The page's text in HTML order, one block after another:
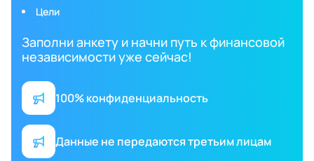
Цели
Заполни анкету и начни путь к финансовой
независимости уже сейчас!
100% конфиденциальность
Данные не передаются третьим лицам